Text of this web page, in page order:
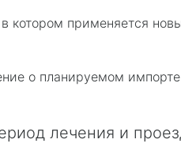
применяется
о планируемом
лечения и